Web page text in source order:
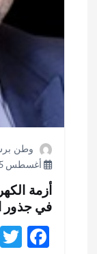
وطن
أغسطس 5, 2026
أزمة
في جذور
F